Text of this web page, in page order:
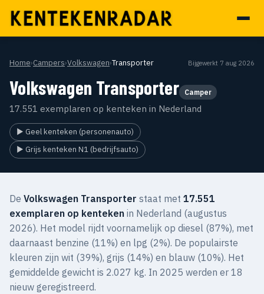
Home›Campers›Volkswagen›Transporter Bijgewerkt 7 aug 2026
Volkswagen Transporter Camper
17.551 exemplaren op kenteken in Nederland
▶ Geel kenteken (personenauto)
▶ Grijs kenteken N1 (bedrijfsauto)
De Volkswagen Transporter staat met 17.551
exemplaren op kenteken in Nederland (augustus
2026). Het model rijdt voornamelijk op diesel (87%), met
daarnaast benzine (11%) en lpg (2%). De populairste
kleuren zijn wit (39%), grijs (14%) en blauw (10%). Het
gemiddelde gewicht is 2.027 kg. In 2025 werden er 18
nieuw geregistreerd.